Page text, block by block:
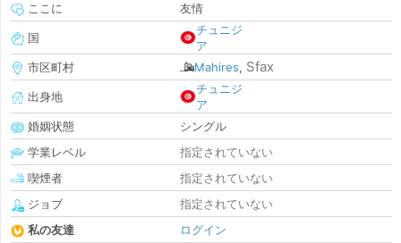
ここに
友情
国
チュニジ
ア
市区町村
Mahires, Sfax
出身地
チュニジ
ア
婚姻状態
シングル
学業レベル
指定されていない
喫煙者
指定されていない
ジョブ
指定されていない
私の友達
ログイン